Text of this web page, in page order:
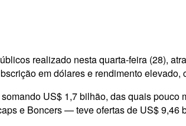
realizado nesta quarta-feira (28),
em dólares e rendimento elevado,
US$ 1,7 bilhão, das quais pouco
e Boncers — teve ofertas de US$ 9,46